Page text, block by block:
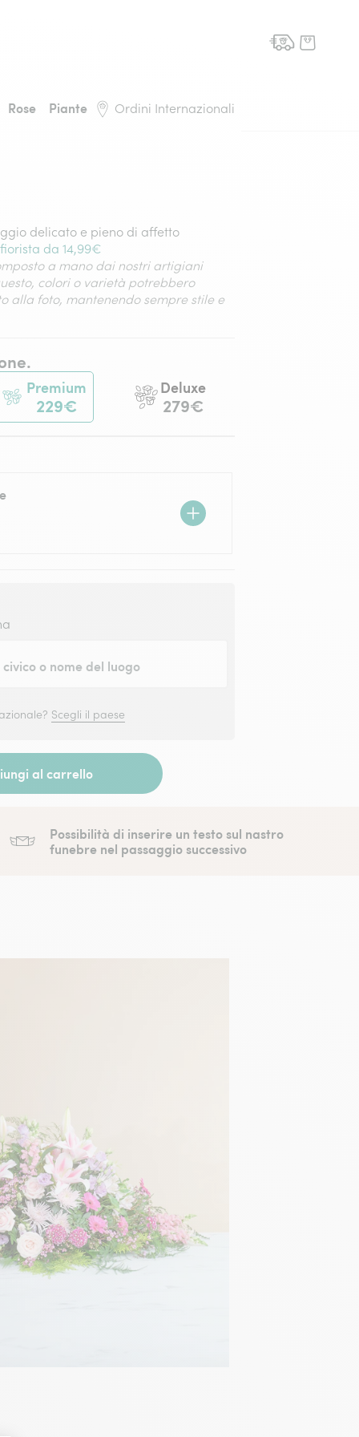
Rose Piante Ordini Internazionali
delicato e pieno di affetto
da 14,99€
a mano dai nostri artigiani
colori o varietà potrebbero
alla foto, mantenendo sempre stile e
Premium
229€
Deluxe
279€
o nome del luogo
Scegli il paese
al carrello
Possibilità di inserire un testo sul nastro
funebre nel passaggio successivo